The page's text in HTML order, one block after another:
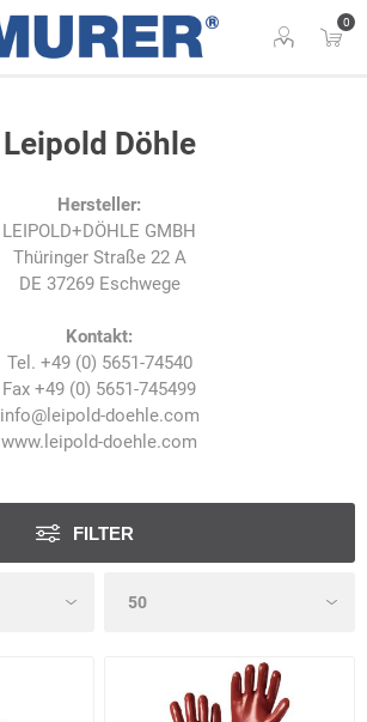
0
Leipold Döhle
Hersteller:
LEIPOLD+DÖHLE GMBH
Thüringer Straße 22 A
DE 37269 Eschwege
Kontakt:
Tel. +49 (0) 5651-74540
Fax +49 (0) 5651-745499
info@leipold-doehle.com
www.leipold-doehle.com
FILTER